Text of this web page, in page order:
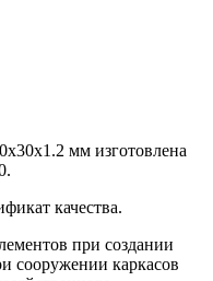
мм изготовлена
качества.
при создании
сооружении каркасов